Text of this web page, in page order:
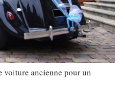
voiture ancienne pour un